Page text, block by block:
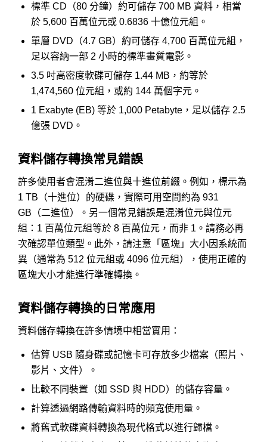
標準 CD（80 分鐘）約可儲存 700 MB 資料，相當
於 5,600 百萬位元或 0.6836 十億位元組。
單層 DVD（4.7 GB）約可儲存 4,700 百萬位元組，
足以容納一部 2 小時的標準畫質電影。
3.5 吋高密度軟碟可儲存 1.44 MB，約等於
1,474,560 位元組，或約 144 萬個字元。
1 Exabyte (EB) 等於 1,000 Petabyte，足以儲存 2.5
億張 DVD。
資料儲存轉換常見錯誤
許多使用者會混淆二進位與十進位前綴。例如，標示為
1 TB（十進位）的硬碟，實際可用空間約為 931
GB（二進位）。另一個常見錯誤是混淆位元與位元
組：1 百萬位元組等於 8 百萬位元，而非 1。請務必再
次確認單位類型。此外，請注意「區塊」大小因系統而
異（通常為 512 位元組或 4096 位元組），使用正確的
區塊大小才能進行準確轉換。
資料儲存轉換的日常應用
資料儲存轉換在許多情境中相當實用：
估算 USB 隨身碟或記憶卡可存放多少檔案（照片、
影片、文件）。
比較不同裝置（如 SSD 與 HDD）的儲存容量。
計算透過網路傳輸資料時的頻寬使用量。
將舊式軟碟資料轉換為現代格式以進行歸檔。